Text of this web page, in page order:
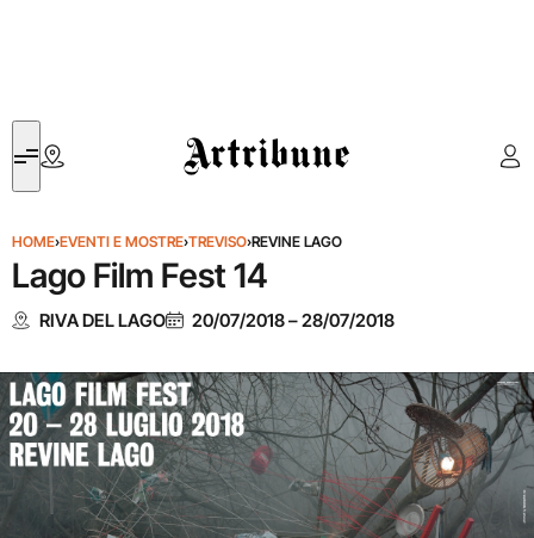
Artribune
HOME›EVENTI E MOSTRE›TREVISO›REVINE LAGO
Lago Film Fest 14
RIVA DEL LAGO 20/07/2018–28/07/2018